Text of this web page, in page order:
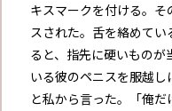
キスマークを付ける。
スされた。舌を絡めて
ると、指先に硬いもの
いる彼のペニスを服越し
と私から言った。「俺